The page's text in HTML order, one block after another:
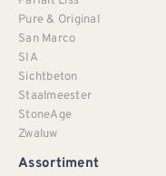
Pure & Original
San Marco
SIA
Sichtbeton
Staalmeester
StoneAge
Zwaluw
Assortiment